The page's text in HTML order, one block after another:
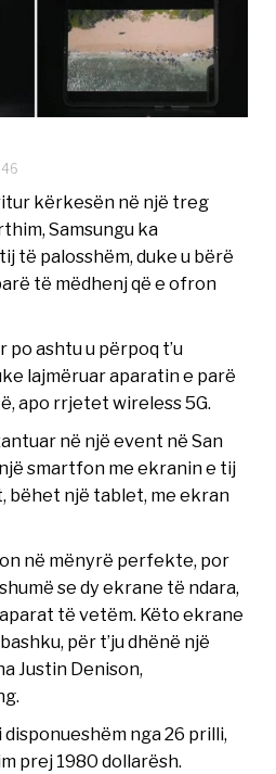
kërkesën në një treg
Samsungu ka
të palosshëm, duke u bërë
të mëdhenj që e ofron
ashtu u përpoq t’u
lajmëruar aparatin e parë
apo rrjetet wireless 5G.
në një event në San
smartfon me ekranin e tij
bëhet një tablet, me ekran
në mënyrë perfekte, por
se dy ekrane të ndara,
të vetëm. Këto ekrane
për t’ju dhënë një
Justin Denison,
disponueshëm nga 26 prilli,
prej 1980 dollarësh.